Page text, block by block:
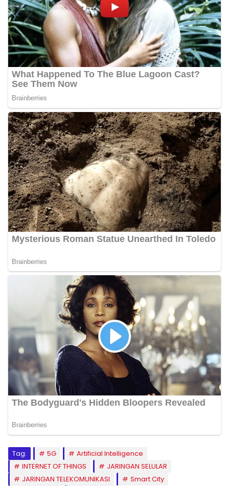
Tag: 5G
Artificial Intelligence
INTERNET OF THINGS
JARINGAN SELULAR
JARINGAN TELEKOMUNIKASI
Smart City